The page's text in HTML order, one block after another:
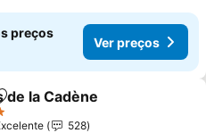
preços
Ver preços
aos favoritos
de la Cadène
528